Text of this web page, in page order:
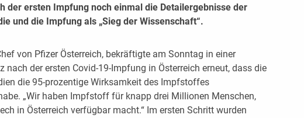
der ersten Impfung noch einmal die Detailergebnisse der
und die Impfung als „Sieg der Wissenschaft“.
von Pfizer Österreich, bekräftigte am Sonntag in einer
nach der ersten Covid-19-Impfung in Österreich erneut, dass die
die 95-prozentige Wirksamkeit des Impfstoffes
„Wir haben Impfstoff für knapp drei Millionen Menschen,
in Österreich verfügbar macht.“ Im ersten Schritt wurden